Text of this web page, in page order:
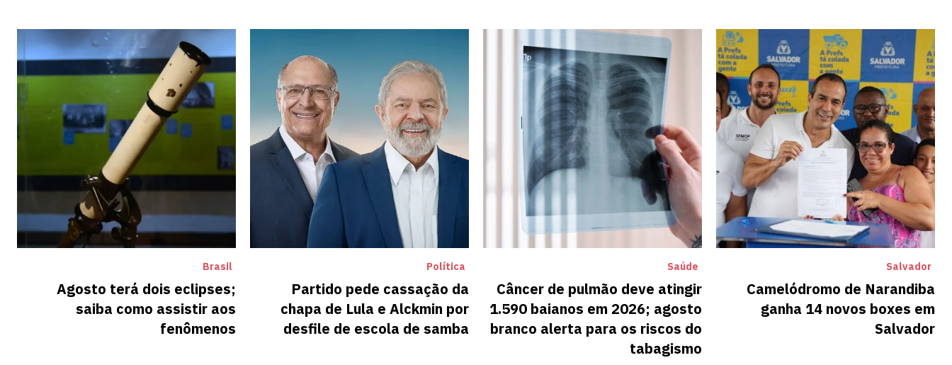
Brasil
Agosto terá dois eclipses;
saiba como assistir aos
fenômenos
Política
Partido pede cassação da
chapa de Lula e Alckmin por
desfile de escola de samba
Saúde
Câncer de pulmão deve atingir
1.590 baianos em 2026; agosto
branco alerta para os riscos do
tabagismo
Salvador
Camelódromo de Narandiba
ganha 14 novos boxes em
Salvador